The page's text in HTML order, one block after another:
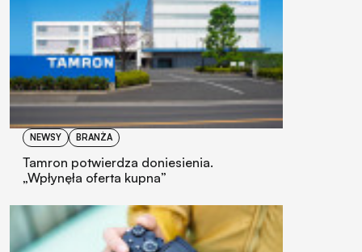
NEWSY BRANŻA
Tamron potwierdza doniesienia.
„Wpłynęła oferta kupna”